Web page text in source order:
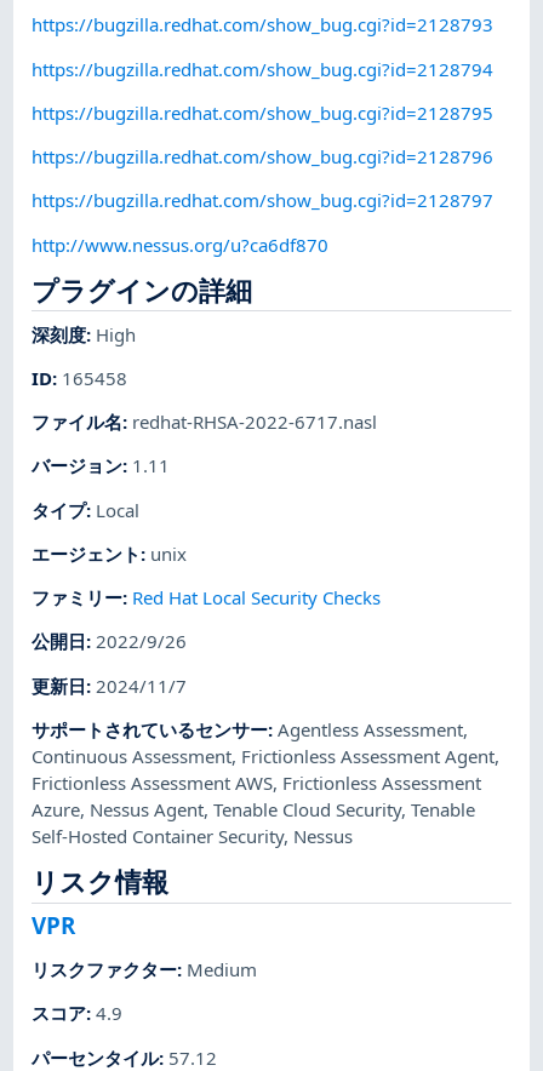
https://bugzilla.redhat.com/show_bug.cgi?id=2128793
https://bugzilla.redhat.com/show_bug.cgi?id=2128794
https://bugzilla.redhat.com/show_bug.cgi?id=2128795
https://bugzilla.redhat.com/show_bug.cgi?id=2128796
https://bugzilla.redhat.com/show_bug.cgi?id=2128797
http://www.nessus.org/u?ca6df870
プラグインの詳細
深刻度: High
ID: 165458
ファイル名: redhat-RHSA-2022-6717.nasl
バージョン: 1.11
タイプ: Local
エージェント : unix
ファミリー: Red Hat Local Security Checks
公開日:2022/9/26
更新日: 2024/11/7
サポートされているセンサー:Agentless Assessment,
Continuous Assessment, Frictionless Assessment Agent,
Frictionless Assessment AWS, Frictionless Assessment
Azure, Nessus Agent,Tenable Cloud Security,Tenable
Self-Hosted Container Security, Nessus
リスク情報
VPR
リスクファクター: Medium
スコア:4.9
パーセンタイル: 57.12